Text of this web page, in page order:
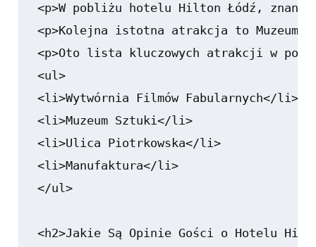
<p>W pobliżu hotelu Hilton Łódź,
<p>Kolejna istotna atrakcja to
<p>Oto lista kluczowych atrakcji w
<ul>
<li>Wytwórnia Filmów Fabularnych</li>
<li>Muzeum Sztuki</li>
<li>Ulica Piotrkowska</li>
<li>Manufaktura</li>
</ul>
<h2>Jakie Są Opinie Gości o Hotelu